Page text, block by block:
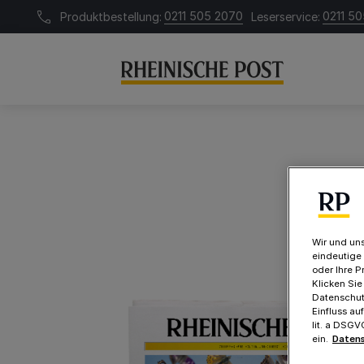
Produktbestellung: 0211 505 2070 Leserservice: 0211
Wir und
eindeutige
oder Ihre
Klicken
Einfluss
lit. a
ein.